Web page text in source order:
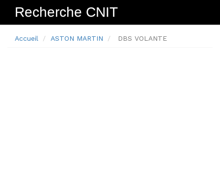
Recherche CNIT
Accueil ASTON MARTIN DBS VOLANTE